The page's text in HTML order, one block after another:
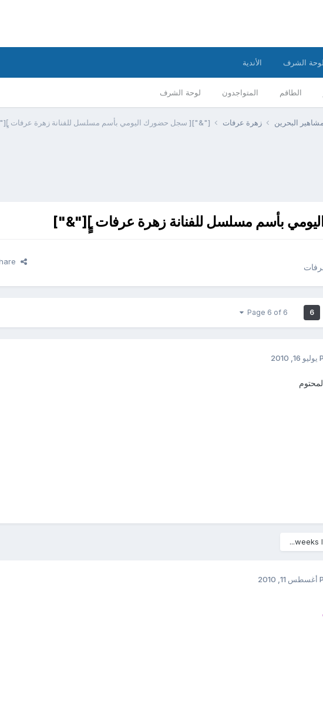
الطاقم المتواجدون لوحة الشرف
لوحة الشرف الأندية
مشاهير البحرين زهرة عرفات ["&"][ سجل حضورك اليومي بأسم مسلسل للفنانة زهرة عرفات
بأسم مسلسل للفنانة زهرة عرفات ]ٍٍ["&"]
6
Page 6 of 6
يوليو 16, 2010
أغسطس 11, 2010